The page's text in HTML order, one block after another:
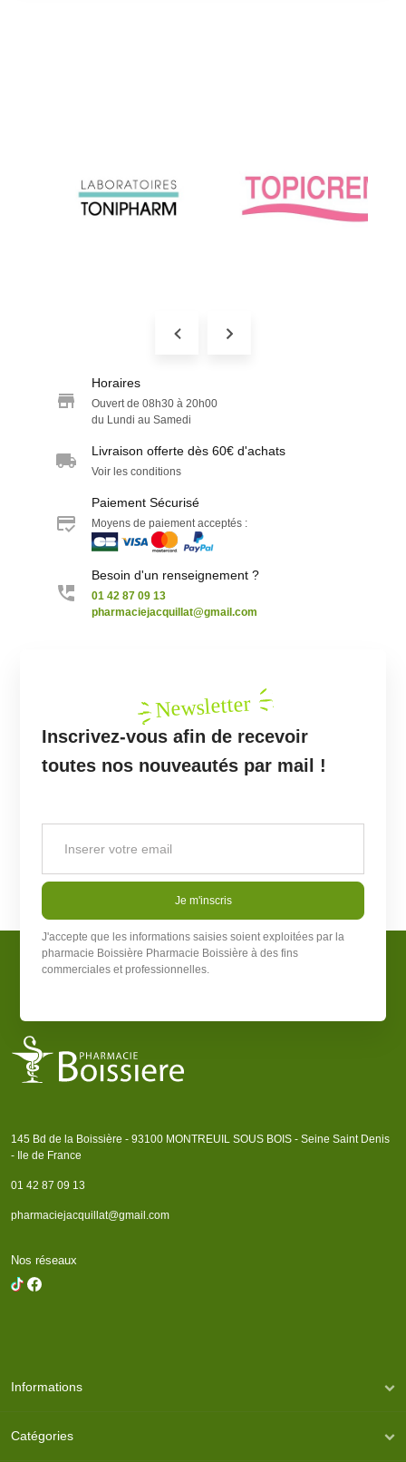
Horaires
Ouvert de 08h30 à 20h00
du Lundi au Samedi
Livraison offerte dès 60€ d'achats
Voir les conditions
Paiement Sécurisé
Moyens de paiement acceptés :
Besoin d'un renseignement ?
01 42 87 09 13
pharmaciejacquillat@gmail.com
Newsletter
Inscrivez-vous afin de recevoir
toutes nos nouveautés par mail !
Je m'inscris
J'accepte que les informations saisies soient exploitées par la
pharmacie Boissière Pharmacie Boissière à des fins
commerciales et professionnelles.
145 Bd de la Boissière - 93100 MONTREUIL SOUS BOIS - Seine Saint Denis
- Ile de France
01 42 87 09 13
pharmaciejacquillat@gmail.com
Nos réseaux
Informations
Catégories